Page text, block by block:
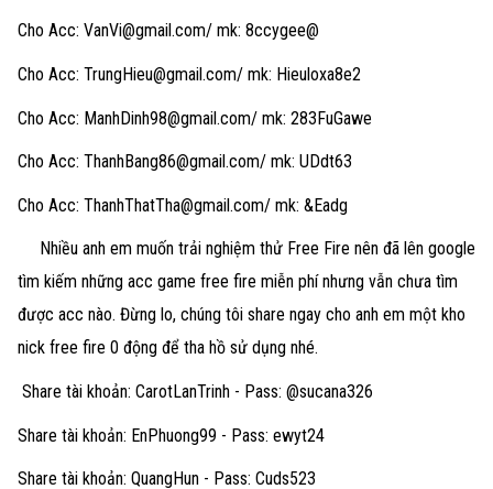
Cho Acc: VanVi@gmail.com/ mk: 8ccygee@
Cho Acc: TrungHieu@gmail.com/ mk: Hieuloxa8e2
Cho Acc: ManhDinh98@gmail.com/ mk: 283FuGawe
Cho Acc: ThanhBang86@gmail.com/ mk: UDdt63
Cho Acc: ThanhThatTha@gmail.com/ mk: &Eadg
Nhiều anh em muốn trải nghiệm thử Free Fire nên đã lên google
tìm kiếm những acc game free fire miễn phí nhưng vẫn chưa tìm
được acc nào. Đừng lo, chúng tôi share ngay cho anh em một kho
nick free fire 0 động để tha hồ sử dụng nhé.
Share tài khoản: CarotLanTrinh - Pass: @sucana326
Share tài khoản: EnPhuong99 - Pass: ewyt24
Share tài khoản: QuangHun - Pass: Cuds523